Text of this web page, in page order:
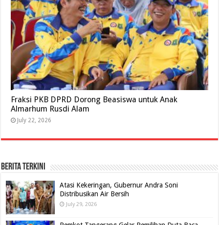
Fraksi PKB DPRD Dorong Beasiswa untuk Anak
Almarhum Rusdi Alam
July 22, 2026
BERITA TERKINI
Atasi Kekeringan, Gubernur Andra Soni
Distribusikan Air Bersih
July 29, 2026